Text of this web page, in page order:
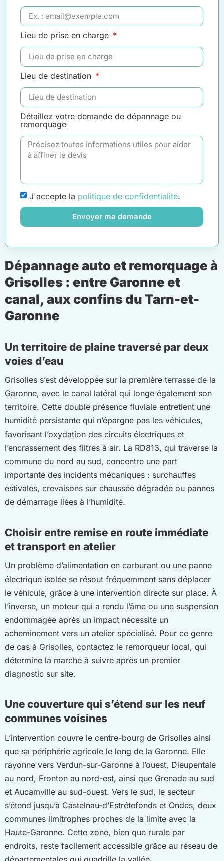
Lieu de prise en charge
Lieu de destination
Détaillez votre demande de dépannage ou
remorquage
J'accepte la politique de confidentialité.
Envoyer ma demande
Dépannage auto et remorquage à
Grisolles : entre Garonne et
canal, aux confins du Tarn-et-
Garonne
Un territoire de plaine traversé par deux
voies d’eau
Grisolles s’est développée sur la première terrasse de la
Garonne, avec le canal latéral qui longe également son
territoire. Cette double présence fluviale entretient une
humidité persistante qui n’épargne pas les véhicules,
favorisant l’oxydation des circuits électriques et
l’encrassement des filtres à air. La RD813, qui traverse la
commune du nord au sud, concentre une part
importante des incidents mécaniques : surchauffes
estivales, crevaisons sur chaussée dégradée ou pannes
de démarrage liées à l’humidité.
Choisir entre remise en route immédiate
et transport en atelier
Un problème d’alimentation en carburant ou une panne
électrique isolée se résout fréquemment sans déplacer
le véhicule, grâce à une intervention directe sur place. À
l’inverse, un moteur qui a rendu l’âme ou une suspension
endommagée après un impact nécessite un
acheminement vers un atelier spécialisé. Pour ce genre
de cas à Grisolles, contactez le remorqueur local, qui
détermine la marche à suivre après un premier
diagnostic sur site.
Une couverture qui s’étend sur les neuf
communes voisines
L’intervention couvre le centre-bourg de Grisolles ainsi
que sa périphérie agricole le long de la Garonne. Elle
rayonne vers Verdun-sur-Garonne à l’ouest, Dieupentale
au nord, Fronton au nord-est, ainsi que Grenade au sud
et Aucamville au sud-ouest. Vers le sud, le secteur
s’étend jusqu’à Castelnau-d’Estrétefonds et Ondes, deux
communes limitrophes proches de la limite avec la
Haute-Garonne. Cette zone, bien que rurale par
endroits, reste facilement accessible grâce au réseau de